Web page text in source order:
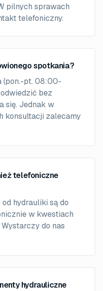
pilnych sprawach
telefoniczny.
spotkania?
(pon.-pt. 08:00-
bez
się. Jednak w
konsultacji zalecamy
telefoniczne
hydrauliki są do
w kwestiach
do nas
hydrauliczne